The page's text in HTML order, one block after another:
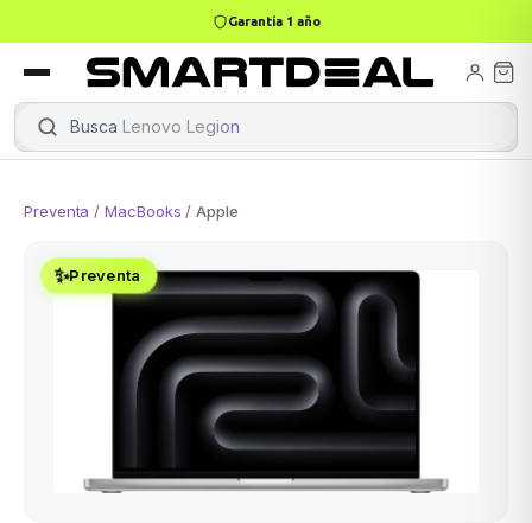
Garantía 1 año
Busca Lenovo Legion
Preventa /MacBooks /Apple
✨Preventa